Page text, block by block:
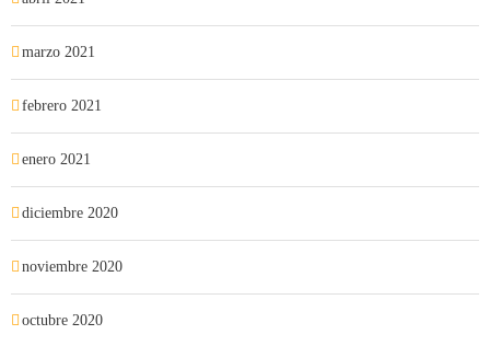
marzo 2021
febrero 2021
enero 2021
diciembre 2020
noviembre 2020
octubre 2020